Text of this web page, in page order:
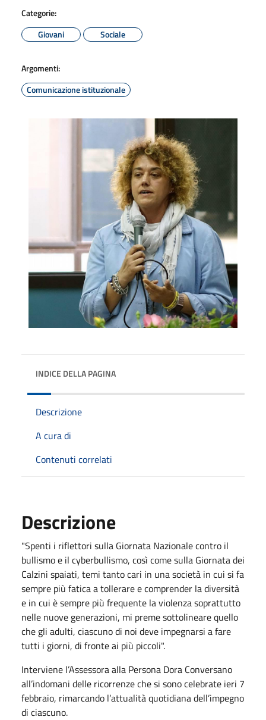
Categorie:
Giovani
Sociale
Argomenti:
Comunicazione istituzionale
INDICE DELLA PAGINA
Descrizione
A cura di
Contenuti correlati
Descrizione
"Spenti i riflettori sulla Giornata Nazionale contro il
bullismo e il cyberbullismo, così come sulla Giornata dei
Calzini spaiati, temi tanto cari in una società in cui si fa
sempre più fatica a tollerare e comprender la diversità
e in cui è sempre più frequente la violenza soprattutto
nelle nuove generazioni, mi preme sottolineare quello
che gli adulti, ciascuno di noi deve impegnarsi a fare
tutti i giorni, di fronte ai più piccoli".
Interviene l’Assessora alla Persona Dora Conversano
all’indomani delle ricorrenze che si sono celebrate ieri 7
febbraio, rimarcando l’attualità quotidiana dell’impegno
di ciascuno.